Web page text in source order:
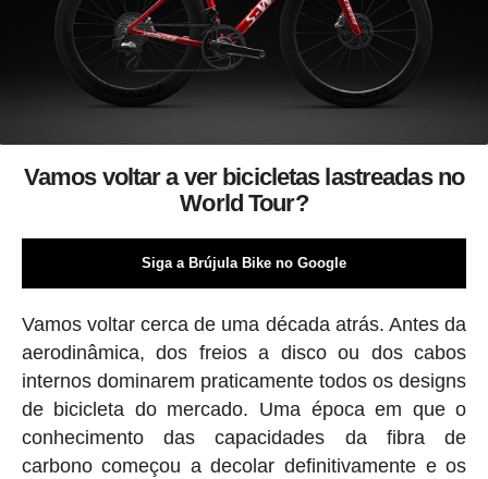
Vamos voltar a ver bicicletas lastreadas no
World Tour?
Siga a Brújula Bike no Google
Vamos voltar cerca de uma década atrás. Antes da
aerodinâmica, dos freios a disco ou dos cabos
internos dominarem praticamente todos os designs
de bicicleta do mercado. Uma época em que o
conhecimento das capacidades da fibra de
carbono começou a decolar definitivamente e os